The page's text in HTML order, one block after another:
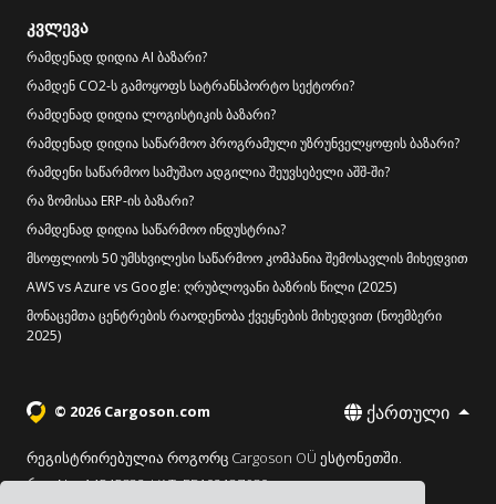
კვლევა
რამდენად დიდია AI ბაზარი?
რამდენ CO2-ს გამოყოფს სატრანსპორტო სექტორი?
რამდენად დიდია ლოგისტიკის ბაზარი?
რამდენად დიდია საწარმოო პროგრამული უზრუნველყოფის ბაზარი?
რამდენი საწარმოო სამუშაო ადგილია შეუვსებელი აშშ-ში?
რა ზომისაა ERP-ის ბაზარი?
რამდენად დიდია საწარმოო ინდუსტრია?
მსოფლიოს 50 უმსხვილესი საწარმოო კომპანია შემოსავლის მიხედვით
AWS vs Azure vs Google: ღრუბლოვანი ბაზრის წილი (2025)
მონაცემთა ცენტრების რაოდენობა ქვეყნების მიხედვით (ნოემბერი
2025)
© 2026 Cargoson.com ქართული
რეგისტრირებულია როგორც Cargoson OÜ ესტონეთში.
რეგ No: 14545832. VAT: EE102137680.